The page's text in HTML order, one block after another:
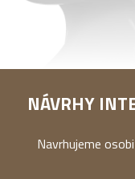
NÁVRHY
Navrhujeme